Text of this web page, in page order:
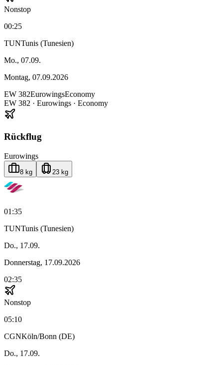
Nonstop
00:25
TUNTunis (Tunesien)
Mo., 07.09.
Montag, 07.09.2026
EW 382EurowingsEconomy
EW 382 · Eurowings · Economy
Rückflug
Eurowings
8 kg 23 kg
01:35
TUNTunis (Tunesien)
Do., 17.09.
Donnerstag, 17.09.2026
02:35
Nonstop
05:10
CGNKöln/Bonn (DE)
Do., 17.09.